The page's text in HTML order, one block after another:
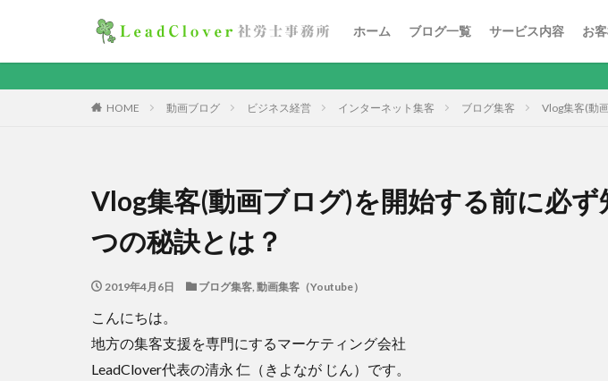
ホーム ブログ一覧 サービス内容 お
HOME 動画ブログ ビジネス経営 インターネット集客 ブログ集客 Vlog集客(動
Vlog集客(動画ブログ)を開始する前に必
つの秘訣とは？
2019年4月6日 ブログ集客, 動画集客（Youtube）
こんにちは。
地方の集客支援を専門にするマーケティング会社
LeadClover代表の清永 仁（きよなが じん）です。